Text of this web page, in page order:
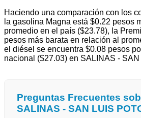
Haciendo una comparación con los
la gasolina Magna está $0.22 pesos
promedio en el país ($23.78), la
pesos más barata en relación al
el diésel se encuentra $0.08 pesos
nacional ($27.03) en SALINAS -
Preguntas Frecuentes
SALINAS - SAN LUIS